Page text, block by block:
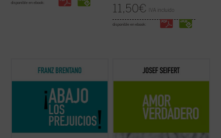
disponible en ebook: 11,50€ IVA incluido
disponible en ebook:
¡Abajo los prejuicios! , Brentano defiende
con inusitado vigor la posibilidad de una
apriorismos, que para Brentano equivalen
a meros prejuicios, son la filosofía ...
A través de la observación, el autor intenta
precisar el ámbito propio del amor humano.
que cuestionan esa definición....